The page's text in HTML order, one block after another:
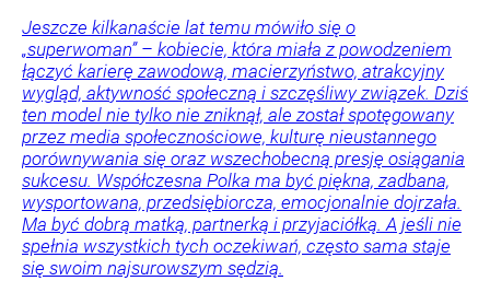
Jeszcze kilkanaście lat temu mówiło się o
„superwoman” – kobiecie, która miała z powodzeniem
łączyć karierę zawodową, macierzyństwo, atrakcyjny
wygląd, aktywność społeczną i szczęśliwy związek. Dziś
ten model nie tylko nie zniknął, ale został spotęgowany
przez media społecznościowe, kulturę nieustannego
porównywania się oraz wszechobecną presję osiągania
sukcesu. Współczesna Polka ma być piękna, zadbana,
wysportowana, przedsiębiorcza, emocjonalnie dojrzała.
Ma być dobrą matką, partnerką i przyjaciółką. A jeśli nie
spełnia wszystkich tych oczekiwań, często sama staje
się swoim najsurowszym sędzią.